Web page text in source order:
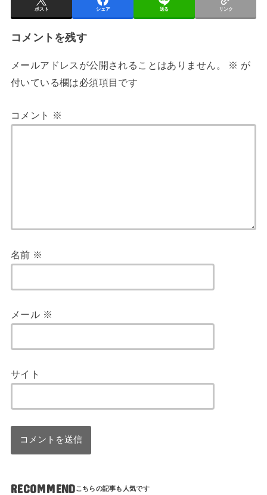
ポスト シェア 送る リンク
コメントを残す
メールアドレスが公開されることはありません。 ※ が
付いている欄は必須項目です
コメント ※
名前 ※
メール ※
サイト
RECOMMEND